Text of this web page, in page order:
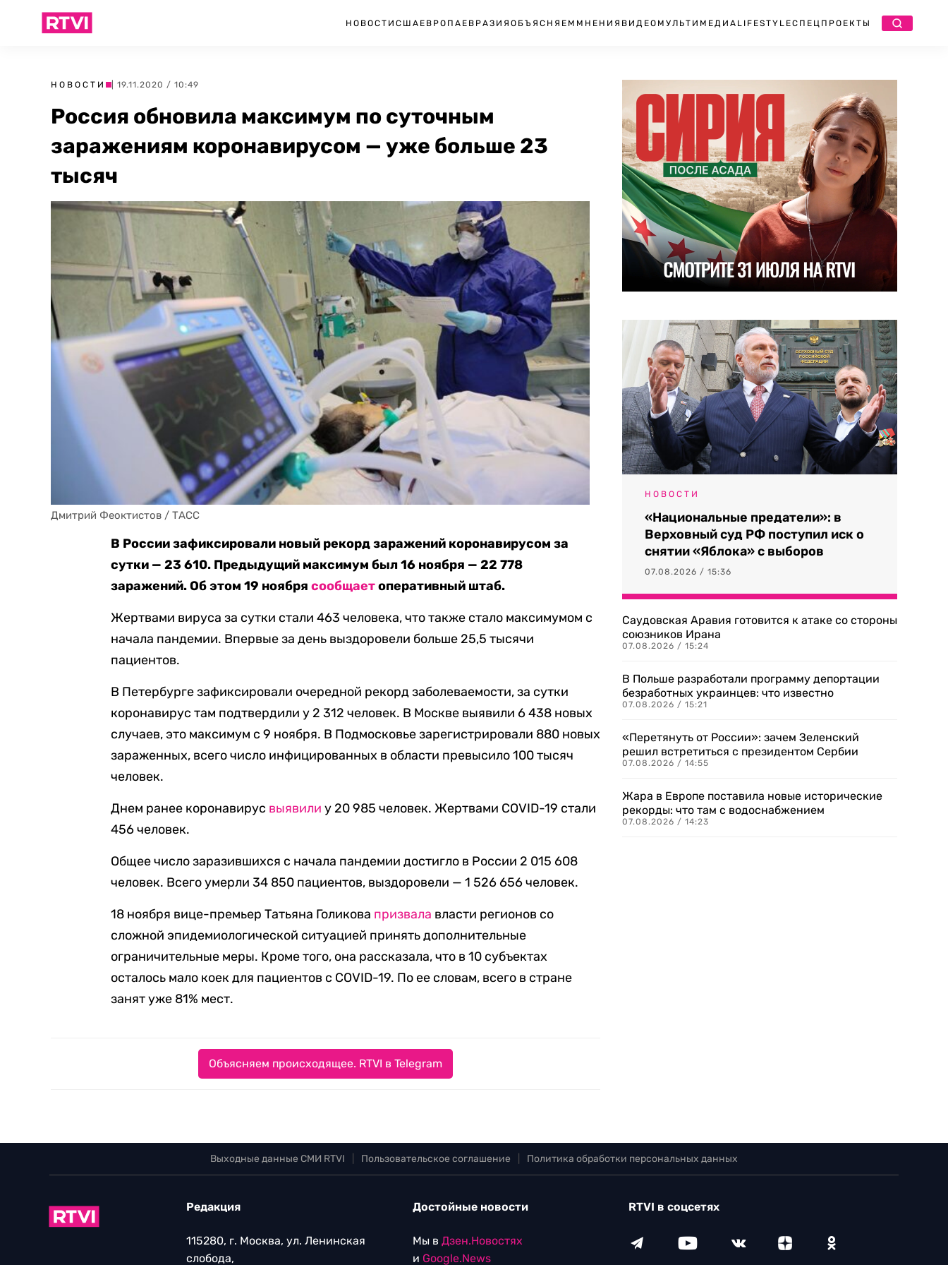
НОВОСТИ США ЕВРОПА ЕВРАЗИЯ ОБЪЯСНЯЕМ МНЕНИЯ ВИДЕО МУЛЬТИМЕДИА LIFESTYLEСПЕЦПРОЕКТЫ
НОВОСТИ | 19.11.2020 / 10:49
Россия обновила максимум по суточным
заражениям коронавирусом — уже больше 23
тысяч
Дмитрий Феоктистов / ТАСС
В России зафиксировали новый рекорд заражений коронавирусом за
сутки — 23 610. Предыдущий максимум был 16 ноября — 22 778
заражений. Об этом 19 ноябрясообщаетоперативный штаб.
Жертвами вируса за сутки стали 463 человека, что также стало максимумом с
начала пандемии. Впервые за день выздоровели больше 25,5 тысячи
пациентов.
В Петербурге зафиксировали очередной рекорд заболеваемости, за сутки
коронавирус там подтвердили у 2 312 человек. В Москве выявили 6 438 новых
случаев, это максимум с 9 ноября. В Подмосковье зарегистрировали 880 новых
зараженных, всего число инфицированных в области превысило 100 тысяч
человек.
Днем ранее коронавирус выявили у 20 985 человек. Жертвами COVID-19 стали
456 человек.
Общее число заразившихся с начала пандемии достигло в России 2 015 608
человек. Всего умерли 34 850 пациентов, выздоровели — 1 526 656 человек.
18 ноября вице-премьер Татьяна Голикова призвала власти регионов со
сложной эпидемиологической ситуацией принять дополнительные
ограничительные меры. Кроме того, она рассказала, что в 10 субъектах
осталось мало коек для пациентов с COVID-19. По ее словам, всего в стране
занят уже 81% мест.
Объясняем происходящее. RTVI в Telegram
НОВОСТИ
«Национальные предатели»: в
Верховный суд РФ поступил иск о
снятии «Яблока» с выборов
07.08.2026 / 15:36
Саудовская Аравия готовится к атаке со стороны
союзников Ирана
07.08.2026 / 15:24
В Польше разработали программу депортации
безработных украинцев: что известно
07.08.2026 / 15:21
«Перетянуть от России»: зачем Зеленский
решил встретиться с президентом Сербии
07.08.2026 / 14:55
Жара в Европе поставила новые исторические
рекорды: что там с водоснабжением
07.08.2026 / 14:23
Выходные данные СМИ RTVI Пользовательское соглашение Политика обработки персональных данных
Редакция
115280, г. Москва, ул. Ленинская
слобода,
Достойные новости
Мы в Дзен.Новостях
и Google.News
RTVI в соцсетях